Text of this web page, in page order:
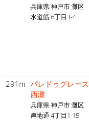
兵庫県 神戸市 灘区
水道筋 6丁目3-4
291m パレドゥグレース
西灘
兵庫県 神戸市 灘区
岸地通 4丁目1-15